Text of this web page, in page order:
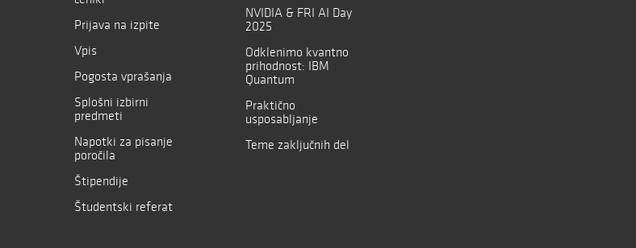
Prijava na izpite
Vpis
Pogosta vprašanja
Splošni izbirni
predmeti
Napotki za pisanje
poročila
Štipendije
Študentski referat
NVIDIA & FRI AI Day
2025
Odklenimo kvantno
prihodnost: IBM
Quantum
Praktično
usposabljanje
Teme zaključnih del